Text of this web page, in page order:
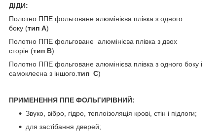
ДІДИ:
Полотно ППЕ фольговане алюмінієва плівка з одного
боку (тип А)
Полотно ППЕ фольговане алюмінієва плівка з двох
сторін (тип В)
Полотно ППЕ фольговане алюмінієва плівка з одного боку і
самоклеєна з іншого. тип С)
ПРИМЕНЕННЯ ППЕ ФОЛЬГИРІВНИЙ:
Звуко, вібро, гідро, теплоізоляція крові, стін і підлоги;
для застібання дверей;